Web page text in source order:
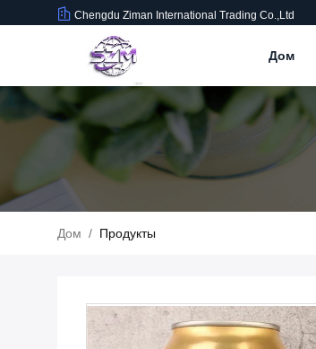
Chengdu Ziman International Trading Co.,Ltd
Дом
Дом / Продукты